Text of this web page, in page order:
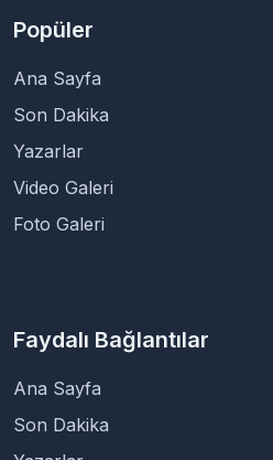
Popüler
Ana Sayfa
Son Dakika
Yazarlar
Video Galeri
Foto Galeri
Faydalı Bağlantılar
Ana Sayfa
Son Dakika